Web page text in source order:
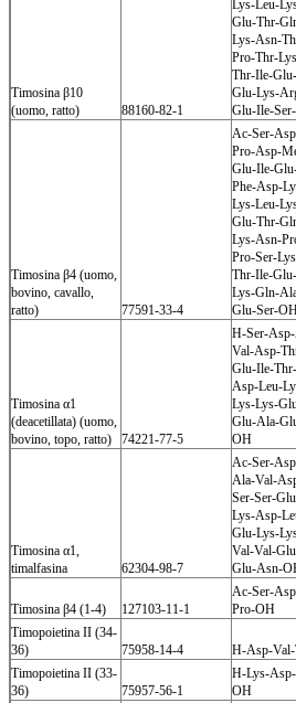
Timosina β10
(uomo, ratto)
88160-82-1
Lys-Leu-
Glu-Thr-
Lys-Asn-
Pro-Thr-
Thr-Ile-
Glu-Lys-
Glu-Ile-
Timosina β4 (uomo,
bovino, cavallo,
ratto)
77591-33-4
Ac-Ser-
Pro-Asp-
Glu-Ile-
Phe-Asp-
Lys-Leu-
Glu-Thr-
Lys-Asn-
Pro-Ser-
Thr-Ile-
Lys-Gln-
Glu-Ser-
Timosina α1
(deacetillata) (uomo,
bovino, topo, ratto)
74221-77-5
H-Ser-
Val-Asp-
Glu-Ile-
Asp-Leu-
Lys-Lys-
Glu-Ala-
OH
Timosina α1,
timalfasina
62304-98-7
Ac-Ser-
Ala-Val-
Ser-Ser-
Lys-Asp-
Glu-Lys-
Val-Val-
Glu-Asn-
Timosina β4 (1-4) 127103-11-1
Ac-Ser-
Pro-OH
Timopoietina II (34-
36)
75958-14-4
H-Asp-
Timopoietina II (33-
36)
75957-56-1
H-Lys-
OH